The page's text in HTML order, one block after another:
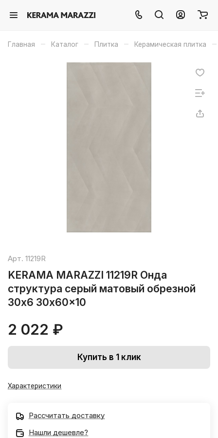
Главная – Каталог – Плитка – Керамическая плитка –
Арт. 11219R
KERAMA MARAZZI 11219R Онда
структура серый матовый обрезной
30х6 30x60x10
2 022 ₽
Купить в 1 клик
Характеристики
Рассчитать доставку
Нашли дешевле?